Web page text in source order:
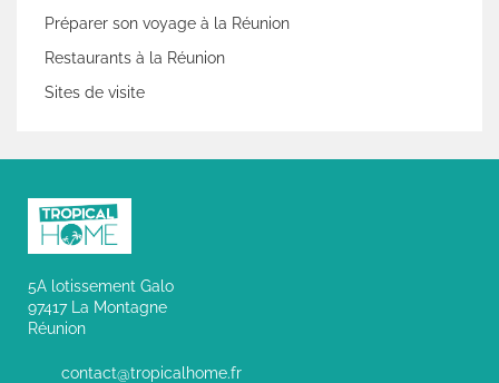
Préparer son voyage à la Réunion
Restaurants à la Réunion
Sites de visite
5A lotissement Galo
97417 La Montagne
Réunion
contact@tropicalhome.fr